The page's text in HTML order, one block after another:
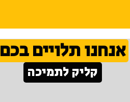
אנחנו תלויים בכם
קליק לתמיכה